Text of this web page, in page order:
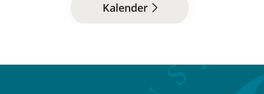
Kalender